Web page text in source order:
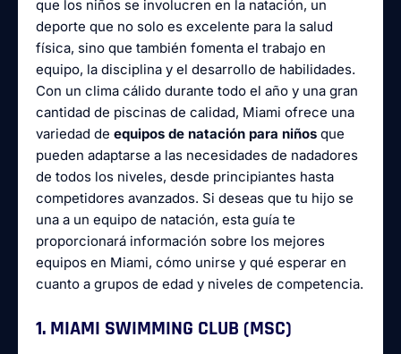
que los niños se involucren en la natación, un
deporte que no solo es excelente para la salud
física, sino que también fomenta el trabajo en
equipo, la disciplina y el desarrollo de habilidades.
Con un clima cálido durante todo el año y una gran
cantidad de piscinas de calidad, Miami ofrece una
variedad de equipos de natación para niños que
pueden adaptarse a las necesidades de nadadores
de todos los niveles, desde principiantes hasta
competidores avanzados. Si deseas que tu hijo se
una a un equipo de natación, esta guía te
proporcionará información sobre los mejores
equipos en Miami, cómo unirse y qué esperar en
cuanto a grupos de edad y niveles de competencia.
1. MIAMI SWIMMING CLUB (MSC)